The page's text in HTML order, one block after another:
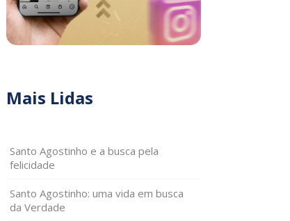
Mais Lidas
Santo Agostinho e a busca pela
felicidade
Santo Agostinho: uma vida em busca
da Verdade